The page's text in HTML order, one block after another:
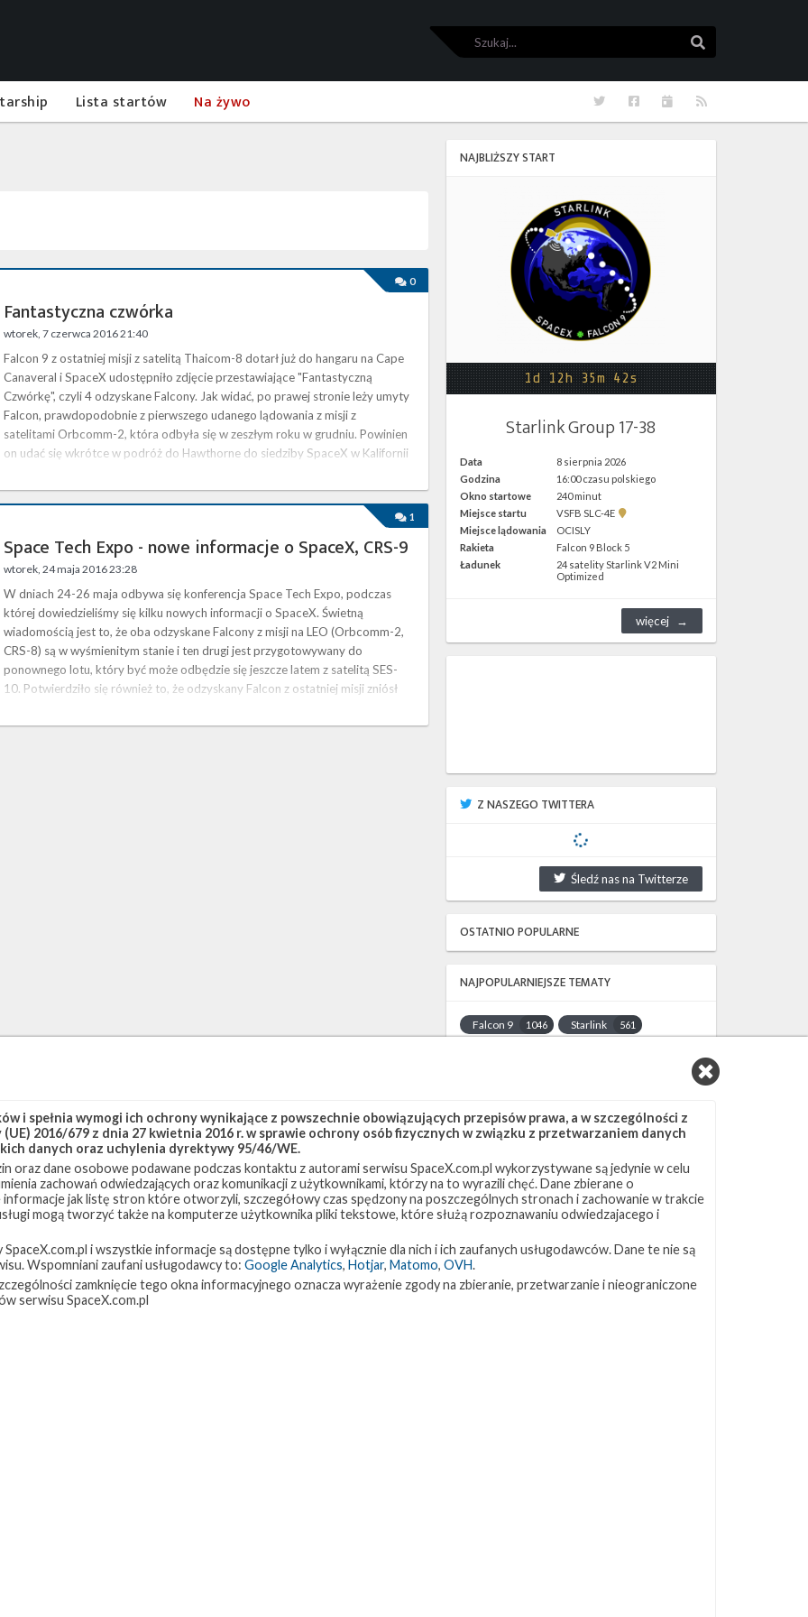
Szukaj
Lista startów Na żywo RSS
Kalendarze
Facebook
Twitter
0
Fantastyczna czwórka
wtorek, 7 czerwca 2016 21:40
Falcon 9 z ostatniej misji z satelitą Thaicom-8 dotarł już do hangaru na Cape
Canaveral i SpaceX udostępniło zdjęcie przestawiające "Fantastyczną
Czwórkę", czyli 4 odzyskane Falcony. Jak widać, po prawej stronie leży umyty
Falcon, prawdopodobnie z pierwszego udanego lądowania z misji z
satelitami Orbcomm-2, która odbyła się w zeszłym roku w grudniu. Powinien
on udać się wkrótce w podróż do Hawthorne do siedziby SpaceX w Kalifornii
1
Space Tech Expo - nowe informacje o SpaceX, CRS-9
wtorek, 24 maja 2016 23:28
W dniach 24-26 maja odbywa się konferencja Space Tech Expo, podczas
której dowiedzieliśmy się kilku nowych informacji o SpaceX. Świetną
wiadomością jest to, że oba odzyskane Falcony z misji na LEO (Orbcomm-2,
CRS-8) są w wyśmienitym stanie i ten drugi jest przygotowywany do
ponownego lotu, który być może odbędzie się jeszcze latem z satelitą SES-
10. Potwierdziło się również to, że odzyskany Falcon z ostatniej misji zniósł
NAJBLIŻSZY START
1d 12h 35m 42s
Starlink Group 17-38
Data
8 sierpnia 2026
Godzina
16:00 czasu polskiego
Okno startowe
240 minut
Miejsce startu
VSFB SLC-4E
Pokaż
SLC-
4E w
Google
Miejsce lądowania
OCISLY
Rakieta
Falcon 9 Block 5
Ładunek
24 satelity Starlink V2 Mini
Optimized
więcej
Z NASZEGO TWITTERA
Śledź nas na Twitterze
OSTATNIO POPULARNE
NAJPOPULARNIEJSZE TEMATY
Falcon 9 1046 Starlink 561
JRTI 214 ASOG 181
Starship 107 Landing Zone 1 96
Loty załogowe 95 ISS 93
ZAPRZYJAŹNIONE STRONY
Kosmogadka
i spełnia wymogi ich ochrony wynikające z powszechnie obowiązujących przepisów prawa, a w szczególności z
2016/679 z dnia 27 kwietnia 2016 r. w sprawie ochrony osób fizycznych w związku z przetwarzaniem danych
danych oraz uchylenia dyrektywy 95/46/WE.
oraz dane osobowe podawane podczas kontaktu z autorami serwisu SpaceX.com.pl wykorzystywane są jedynie w celu
zachowań odwiedzających oraz komunikacji z użytkownikami, którzy na to wyrazili chęć. Dane zbierane o
jak listę stron które otworzyli, szczegółowy czas spędzony na poszczególnych stronach i zachowanie w trakcie
mogą tworzyć także na komputerze użytkownika pliki tekstowe, które służą rozpoznawaniu odwiedzajacego i
i wszystkie informacje są dostępne tylko i wyłącznie dla nich i ich zaufanych usługodawców. Dane te nie są
Wspomniani zaufani usługodawcy to: Google Analytics, Hotjar, Matomo, OVH.
zamknięcie tego okna informacyjnego oznacza wyrażenie zgody na zbieranie, przetwarzanie i nieograniczone
serwisu SpaceX.com.pl